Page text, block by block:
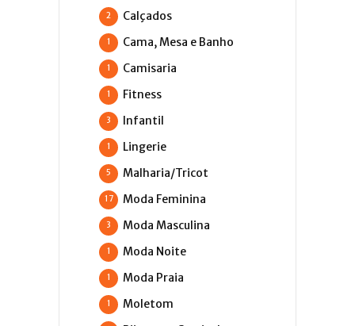
Calçados
2
Cama, Mesa e Banho
1
Camisaria
1
Fitness
1
Infantil
3
Lingerie
1
Malharia/Tricot
5
Moda Feminina
17
Moda Masculina
3
Moda Noite
1
Moda Praia
1
Moletom
1